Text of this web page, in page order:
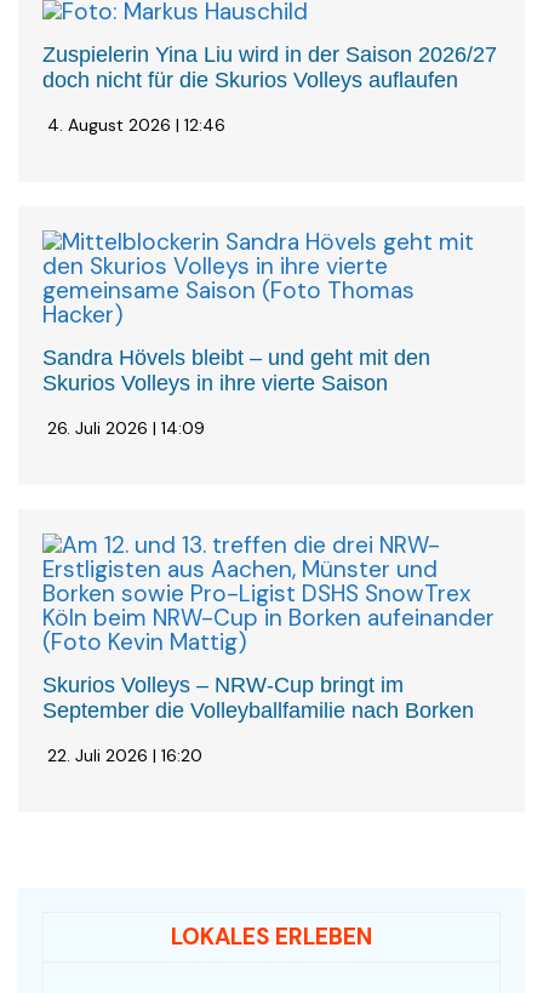
Zuspielerin Yina Liu wird in der Saison 2026/27
doch nicht für die Skurios Volleys auflaufen
4. August 2026 | 12:46
Sandra Hövels bleibt – und geht mit den
Skurios Volleys in ihre vierte Saison
26. Juli 2026 | 14:09
Skurios Volleys – NRW-Cup bringt im
September die Volleyballfamilie nach Borken
22. Juli 2026 | 16:20
LOKALES ERLEBEN